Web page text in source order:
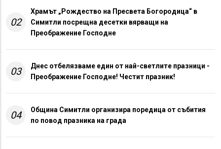
02
Храмът „Рождество на Пресвета Богородица“ в
Симитли посрещна десетки вярващи на
Преображение Господне
03
Днес отбелязваме един от най-светлите празници -
Преображение Господне! Честит празник!
04
Община Симитли организира поредица от събития
по повод празника на града